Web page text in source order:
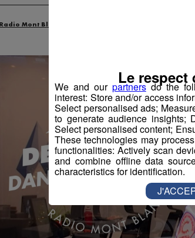
Radio Mont Blanc
We and our partnersdo the
interest: Store and/or access
Select personalised ads;
to generate audience insights;
Select personalised content;
These technologies may
functionalities: Actively scan
and combine offline data
characteristics for identification.
Le